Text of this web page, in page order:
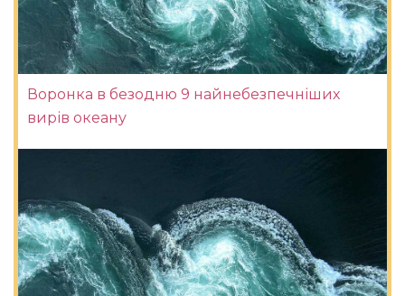
Воронка в безодню 9 найнебезпечніших
вирів океану